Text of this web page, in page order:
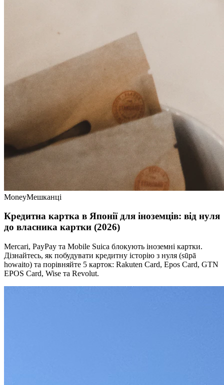
MoneyМешканці
Кредитна картка в Японії для іноземців: від нуля
до власника картки (2026)
Mercari, PayPay та Mobile Suica блокують іноземні картки.
Дізнайтесь, як побудувати кредитну історію з нуля (sūpā
howaito) та порівняйте 5 карток: Rakuten Card, Epos Card, GTN
EPOS Card, Wise та Revolut.